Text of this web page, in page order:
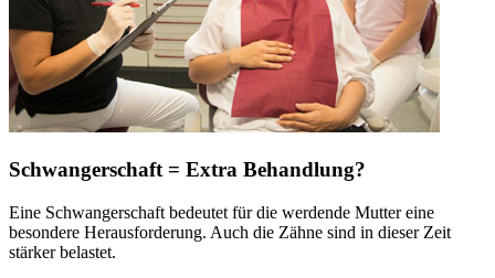
Schwangerschaft = Extra Behandlung?
Eine Schwangerschaft bedeutet für die werdende Mutter eine
besondere Herausforderung. Auch die Zähne sind in dieser Zeit
stärker belastet.